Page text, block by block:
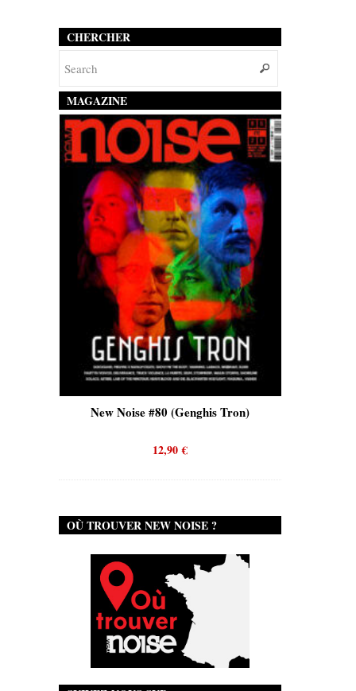
CHERCHER
MAGAZINE
#80 (Genghis Tron) New Noise #80 (Quicksand)
OÙ TROUVER NEW NOISE ?